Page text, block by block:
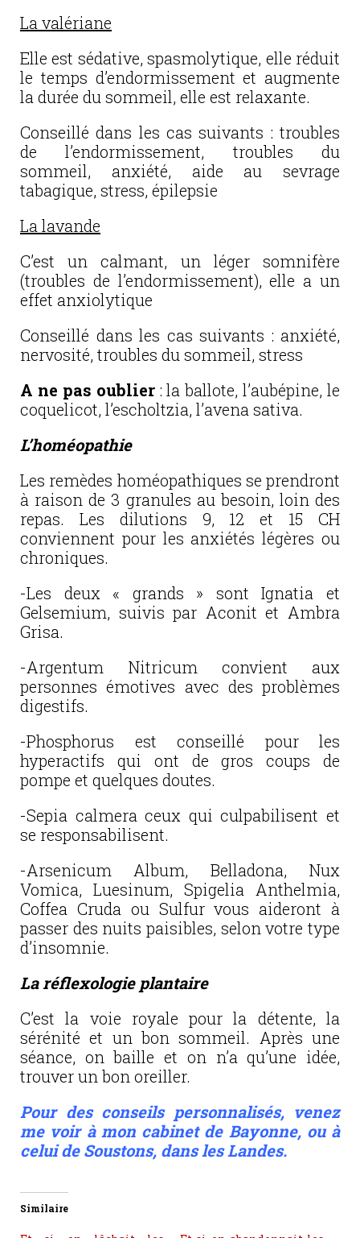
La valériane
Elle est sédative, spasmolytique, elle réduit
le temps d’endormissement et augmente
la durée du sommeil, elle est relaxante.
Conseillé dans les cas suivants : troubles
de l’endormissement, troubles du
sommeil, anxiété, aide au sevrage
tabagique, stress, épilepsie
La lavande
C’est un calmant, un léger somnifère
(troubles de l’endormissement), elle a un
effet anxiolytique
Conseillé dans les cas suivants : anxiété,
nervosité, troubles du sommeil, stress
A ne pas oublier: la ballote, l’aubépine, le
coquelicot, l’escholtzia, l’avena sativa.
L’homéopathie
Les remèdes homéopathiques se prendront
à raison de 3 granules au besoin, loin des
repas. Les dilutions 9, 12 et 15 CH
conviennent pour les anxiétés légères ou
chroniques.
-Les deux « grands » sont Ignatia et
Gelsemium, suivis par Aconit et Ambra
Grisa.
-Argentum Nitricum convient aux
personnes émotives avec des problèmes
digestifs.
-Phosphorus est conseillé pour les
hyperactifs qui ont de gros coups de
pompe et quelques doutes.
-Sepia calmera ceux qui culpabilisent et
se responsabilisent.
-Arsenicum Album, Belladona, Nux
Vomica, Luesinum, Spigelia Anthelmia,
Coffea Cruda ou Sulfur vous aideront à
passer des nuits paisibles, selon votre type
d’insomnie.
La réflexologie plantaire
C’est la voie royale pour la détente, la
sérénité et un bon sommeil. Après une
séance, on baille et on n’a qu’une idée,
trouver un bon oreiller.
Pour des conseils personnalisés, venez
me voir à mon cabinet de Bayonne, ou à
celui de Soustons, dans les Landes.
Similaire